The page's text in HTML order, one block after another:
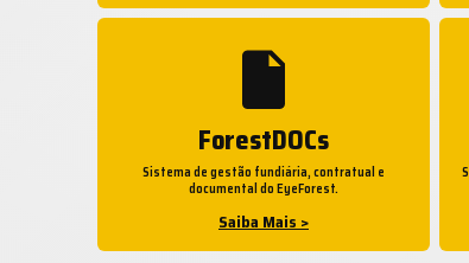
ForestDOCs
Sistema de gestão fundiária, contratual e
documental do EyeForest.
Saiba Mais >